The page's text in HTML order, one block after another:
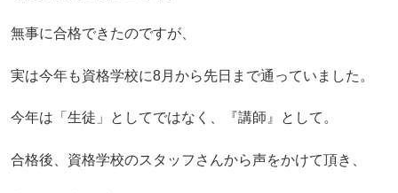
無事に合格できたのですが、
実は今年も資格学校に8月から先日まで通っていました。
今年は「生徒」としてではなく、『講師』として。
合格後、資格学校のスタッフさんから声をかけて頂き、